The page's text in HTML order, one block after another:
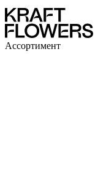
Ассортимент